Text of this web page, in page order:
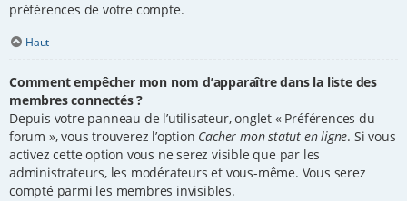
préférences de votre compte.
Haut
Comment empêcher mon nom d’apparaître dans la liste des
membres connectés ?
Depuis votre panneau de l’utilisateur, onglet « Préférences du
forum », vous trouverez l’option Cacher mon statut en ligne. Si vous
activez cette option vous ne serez visible que par les
administrateurs, les modérateurs et vous-même. Vous serez
compté parmi les membres invisibles.